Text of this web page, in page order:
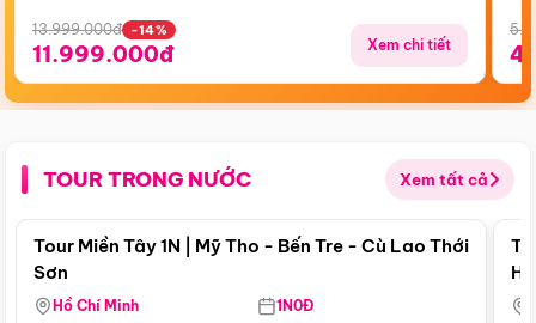
13.999.000đ -14%
11.999.000đ Xem chi tiết
TOUR TRONG NƯỚC Xem tất cả
Điểm nổi bật
Tour Miền Tây 1N | Mỹ Tho - Bến Tre - Cù Lao Thới
Sơn
Hồ Chí Minh 1N0Đ